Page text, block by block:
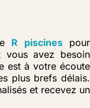
R piscinespour
vous avez besoin
est à votre écoute
plus brefs délais.
et recevez un